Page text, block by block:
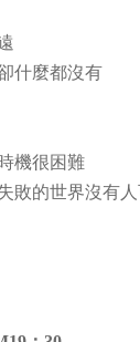
什麼都沒有
機很困難
敗的世界沒有